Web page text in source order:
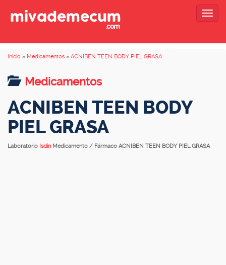
Inicio » Medicamentos » ACNIBEN TEEN BODY PIEL GRASA
Medicamentos
ACNIBEN TEEN BODY
PIEL GRASA
Laboratorio Isdin Medicamento / Fármaco ACNIBEN TEEN BODY PIEL GRASA